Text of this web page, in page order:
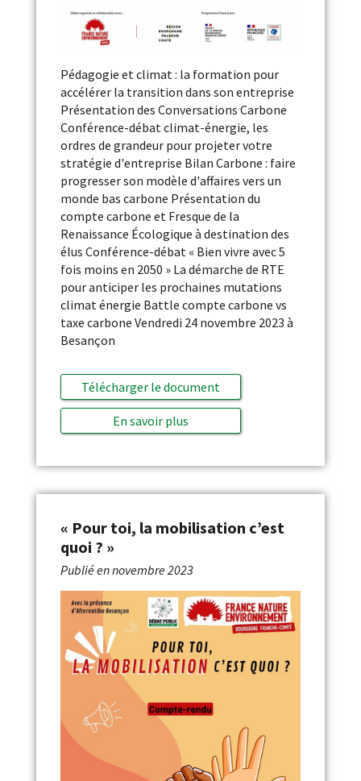
Pédagogie et climat : la formation pour
accélérer la transition dans son entreprise
Présentation des Conversations Carbone
Conférence-débat climat-énergie, les
ordres de grandeur pour projeter votre
stratégie d'entreprise Bilan Carbone : faire
progresser son modèle d'affaires vers un
monde bas carbone Présentation du
compte carbone et Fresque de la
Renaissance Écologique à destination des
élus Conférence-débat « Bien vivre avec 5
fois moins en 2050 » La démarche de RTE
pour anticiper les prochaines mutations
climat énergie Battle compte carbone vs
taxe carbone Vendredi 24 novembre 2023 à
Besançon
Télécharger le document
En savoir plus
« Pour toi, la mobilisation c’est
quoi ? »
Publié ennovembre 2023